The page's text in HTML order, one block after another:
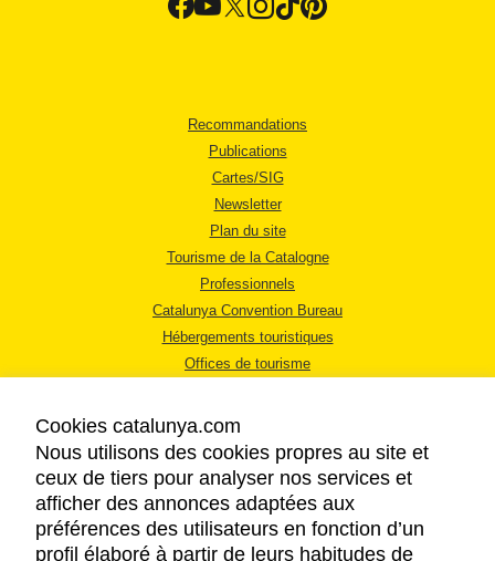
Recommandations
Publications
Cartes/SIG
Newsletter
Plan du site
Tourisme de la Catalogne
Professionnels
Catalunya Convention Bureau
Hébergements touristiques
Offices de tourisme
MENTIONS LÉGALES
RÈGLES DE CONFIDENTIALITÉ
Cookies catalunya.com
Nous utilisons des cookies propres au site et
ceux de tiers pour analyser nos services et
afficher des annonces adaptées aux
préférences des utilisateurs en fonction d’un
profil élaboré à partir de leurs habitudes de